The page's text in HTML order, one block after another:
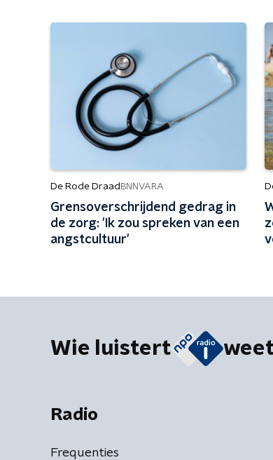
De Rode Draad BNNVARA
Grensoverschrijdend gedrag in
de zorg: 'Ik zou spreken van een
angstcultuur'
Wie luistert
Radio
Frequenties